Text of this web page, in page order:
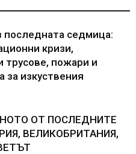
последната седмица:
кризи,
трусове, пожари и
за изкуствения
ОТ ПОСЛЕДНИТЕ
ВЕЛИКОБРИТАНИЯ,